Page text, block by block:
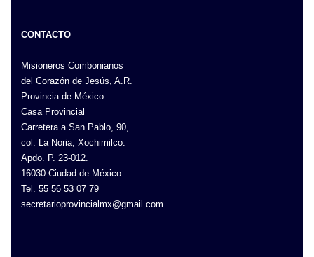
CONTACTO
Misioneros Combonianos
del Corazón de Jesús, A.R.
Provincia de México
Casa Provincial
Carretera a San Pablo, 90,
col. La Noria, Xochimilco.
Apdo. P. 23-012.
16030 Ciudad de México.
Tel. 55 56 53 07 79
secretarioprovincialmx@gmail.com